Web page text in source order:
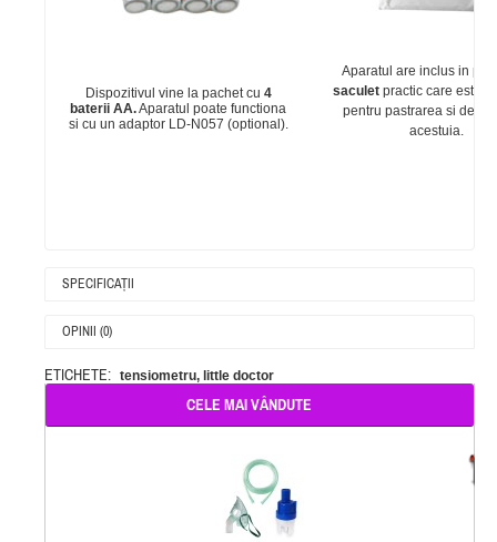
Dispozitivul vine la pachet cu 4
baterii AA.Aparatul poate functiona
si cu un adaptor LD-N057 (optional).
Aparatul are inclus in
saculet practic care este
pentru pastrarea si
acestuia.
SPECIFICAŢII
OPINII (0)
ETICHETE: tensiometru, little doctor
CELE MAI VÂNDUTE